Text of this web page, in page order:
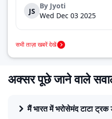
कंपनी की विविध व्यवसाय वाहन श्रृंखला को
बिक्री 32,753 वाहन रह...
JS
By Jyoti
Wed Dec 03 2025
सभी ताज़ा खबरें देखें
अक्सर पूछे जाने वाले
मैं भारत में भरोसेमंद टाटा